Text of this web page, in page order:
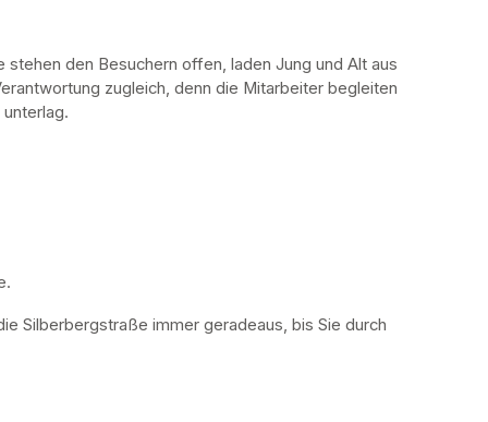
den Besuchern offen, laden Jung und Alt aus
zugleich, denn die Mitarbeiter begleiten
Silberbergstraße immer geradeaus, bis Sie durch